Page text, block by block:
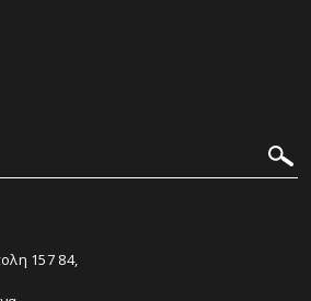
157 84,